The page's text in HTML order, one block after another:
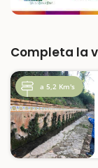
Completa la
a 5,2 Km's